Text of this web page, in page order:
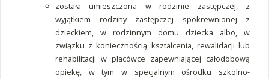
została umieszczona w rodzinie zastępczej, z
wyjątkiem rodziny zastępczej spokrewnionej z
dzieckiem, w rodzinnym domu dziecka albo, w
związku z koniecznością kształcenia, rewalidacji lub
rehabilitacji w placówce zapewniającej całodobową
opiekę, w tym w specjalnym ośrodku szkolno-